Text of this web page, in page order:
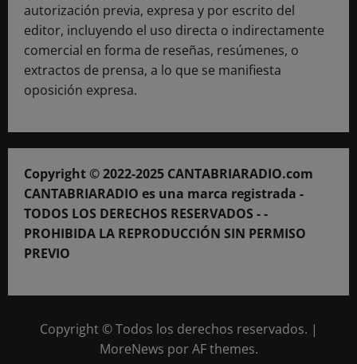
autorización previa, expresa y por escrito del
editor, incluyendo el uso directa o indirectamente
comercial en forma de reseñas, resúmenes, o
extractos de prensa, a lo que se manifiesta
oposición expresa.
Copyright © 2022-2025 CANTABRIARADIO.com
CANTABRIARADIO es una marca registrada -
TODOS LOS DERECHOS RESERVADOS - -
PROHIBIDA LA REPRODUCCIÓN SIN PERMISO
PREVIO
Copyright © Todos los derechos reservados. |
MoreNews por AF themes.